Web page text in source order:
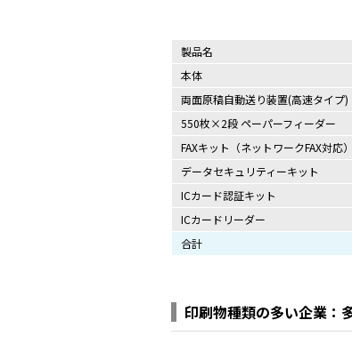
製品名
本体
両面原稿自動送り装置(高速タイプ)
550枚×2段 ペーパーフィーダー
FAXキット（ネットワークFAX対応）
データセキュリティーキット
ICカード認証キット
ICカードリーダー
合計
印刷物種類の多い企業：